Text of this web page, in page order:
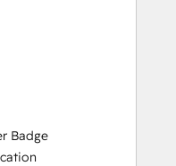
Onboarding
Badge